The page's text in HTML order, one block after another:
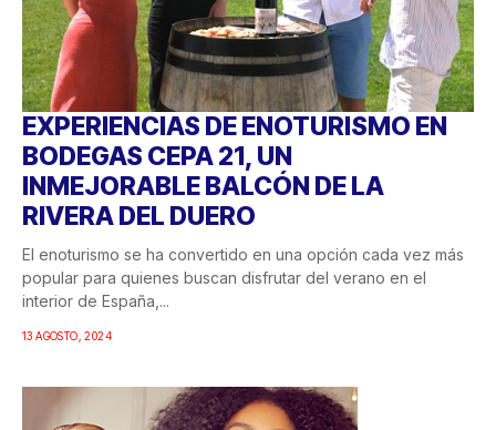
EXPERIENCIAS DE ENOTURISMO EN
BODEGAS CEPA 21, UN
INMEJORABLE BALCÓN DE LA
RIVERA DEL DUERO
El enoturismo se ha convertido en una opción cada vez más
popular para quienes buscan disfrutar del verano en el
interior de España,...
13 AGOSTO, 2024